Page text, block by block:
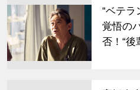
“ベテラ
覚悟の
否！“